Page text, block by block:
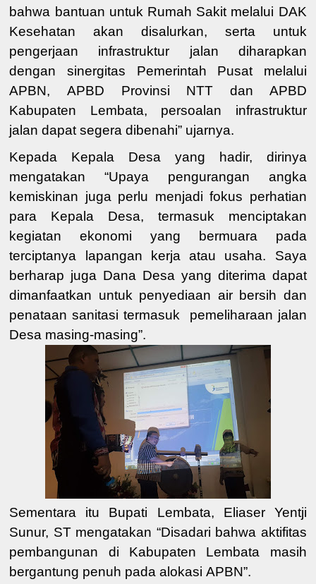
bahwa bantuan untuk Rumah Sakit melalui DAK
Kesehatan akan disalurkan, serta untuk
pengerjaan infrastruktur jalan diharapkan
dengan sinergitas Pemerintah Pusat melalui
APBN,APBD Provinsi NTT dan APBD
Kabupaten Lembata, persoalan infrastruktur
jalandapat segeradibenahi” ujarnya.
Kepada Kepala Desa yang hadir, dirinya
mengatakan “Upaya pengurangan angka
kemiskinan juga perlu menjadi fokus perhatian
para Kepala Desa, termasuk menciptakan
kegiatan ekonomi yang bermuara pada
terciptanya lapangan kerjaatau usaha. Saya
berharap juga Dana Desa yang diterima dapat
dimanfaatkan untuk penyediaan air bersih dan
penataan sanitasi termasuk pemeliharaan jalan
Desa masing-masing”.
Sementara itu Bupati Lembata, Eliaser Yentji
Sunur, ST mengatakan “Disadari bahwa aktifitas
pembangunan di Kabupaten Lembata masih
bergantung penuh padaalokasiAPBN”.